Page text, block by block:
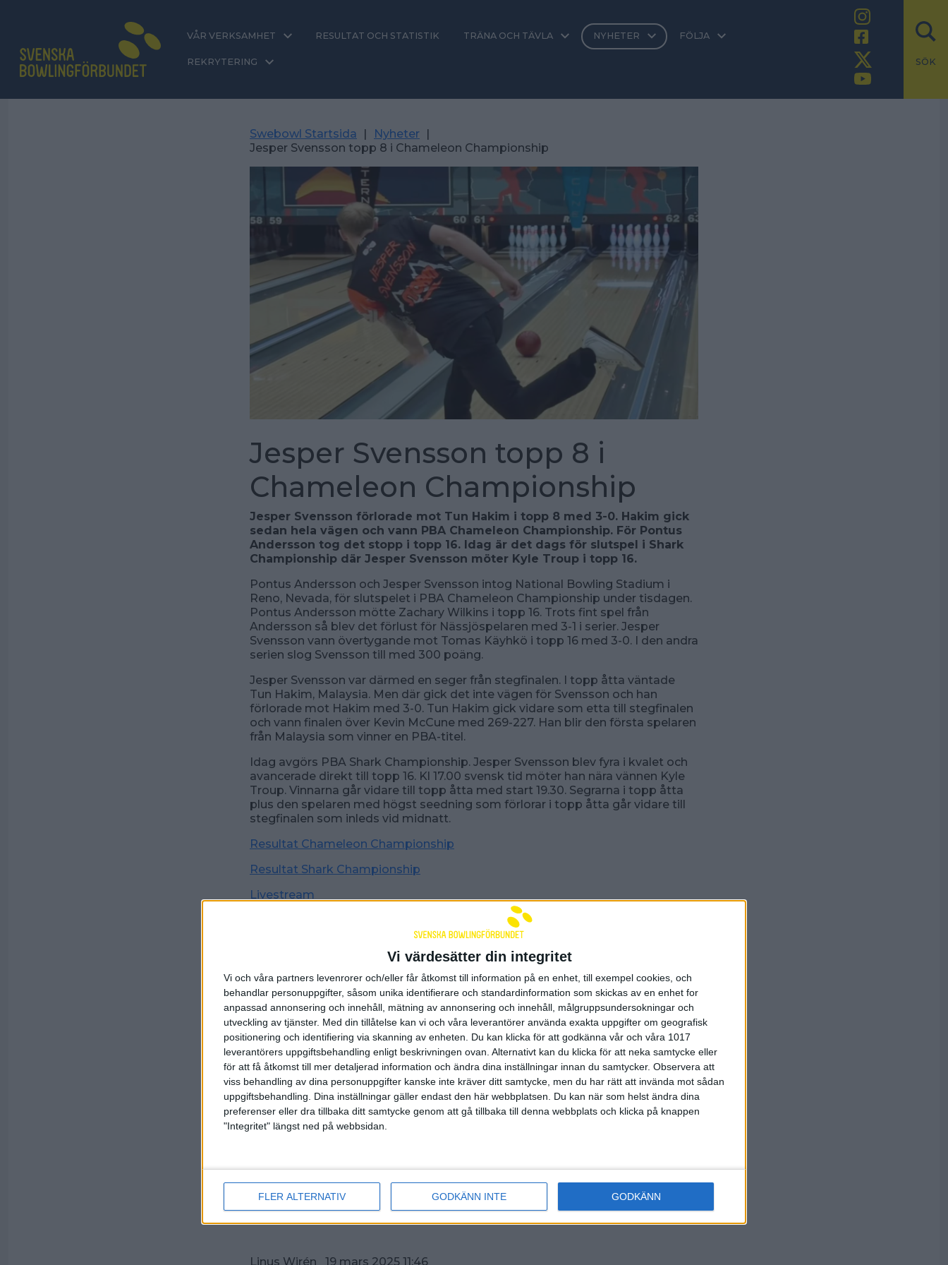
Vi värdesätter din integritet
Vi och våra partners levenrorer och/eller får åtkomst till information på en enhet, till exempel cookies, och
behandlar personuppgifter, såsom unika identifierare och standardinformation som skickas av en enhet for
anpassad annonsering och innehåll, mätning av annonsering och innehåll, målgruppsundersokningar och
utveckling av tjänster. Med din tillåtelse kan vi och våra leverantörer använda exakta uppgifter om geografisk
positionering och identifiering via skanning av enheten. Du kan klicka för att godkänna vår och våra 1017
leverantörers uppgiftsbehandling enligt beskrivningen ovan. Alternativt kan du klicka för att neka samtycke eller
för att få åtkomst till mer detaljerad information och ändra dina inställningar innan du samtycker. Observera att
viss behandling av dina personuppgifter kanske inte kräver ditt samtycke, men du har rätt att invända mot sådan
uppgiftsbehandling. Dina inställningar gäller endast den här webbplatsen. Du kan när som helst ändra dina
preferenser eller dra tillbaka ditt samtycke genom att gå tillbaka till denna webbplats och klicka på knappen
"Integritet" längst ned på webbsidan.
FLER ALTERNATIV GODKÄNN INTE GODKÄNN
VÅR VERKSAMHET RESULTAT OCH STATISTIK TRÄNA OCH TÄVLA NYHETER FÖLJA
SÖK
REKRYTERING
Swebowl Startsida | Nyheter |
Jesper Svensson topp 8 i Chameleon Championship
Jesper Svensson topp 8 i
Chameleon Championship
Jesper Svensson förlorade mot Tun Hakim i topp 8 med 3-0. Hakim gick
sedan hela vägen och vann PBA Chameleon Championship. För Pontus
Andersson tog det stopp i topp 16. Idag är det dags för slutspel i Shark
Championship där Jesper Svensson möter Kyle Troup i topp 16.
Pontus Andersson och Jesper Svensson intog National Bowling Stadium i
Reno, Nevada, för slutspelet i PBA Chameleon Championship under tisdagen.
Pontus Andersson mötte Zachary Wilkins i topp 16. Trots fint spel från
Andersson så blev det förlust för Nässjöspelaren med 3-1 i serier. Jesper
Svensson vann övertygande mot Tomas Käyhkö i topp 16 med 3-0. I den andra
serien slog Svensson till med 300 poäng.
Jesper Svensson var därmed en seger från stegfinalen. I topp åtta väntade
Tun Hakim, Malaysia. Men där gick det inte vägen för Svensson och han
förlorade mot Hakim med 3-0. Tun Hakim gick vidare som etta till stegfinalen
och vann finalen över Kevin McCune med 269-227. Han blir den första spelaren
från Malaysia som vinner en PBA-titel.
Idag avgörs PBA Shark Championship. Jesper Svensson blev fyra i kvalet och
avancerade direkt till topp 16. Kl 17.00 svensk tid möter han nära vännen Kyle
Troup. Vinnarna går vidare till topp åtta med start 19.30. Segrarna i topp åtta
plus den spelaren med högst seedning som förlorar i topp åtta går vidare till
stegfinalen som inleds vid midnatt.
Resultat Chameleon Championship
Resultat Shark Championship
Livestream
17.00 PBA Shark Championship round of 16 - bäst av fem serier
19.30 PBA Shark Championship round of 8 - bäst av fem serier
Fyra segrare plus den med högst poäng som blev utslagen i topp åtta går
vidare till stegfinalen.
00.00 PBA Shark Championship stegfinal
Torsdag 20 mars
18.00 PBA World Championship matchspel omgång 1 - 8 serier
20.00 PBA World Championship Stegfinal live Fox
Linus Wirén 19 mars 2025 11:46